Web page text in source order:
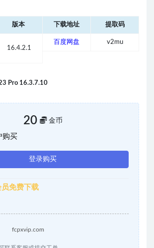
版本 下载地址 提取码
16.4.2.1
百度网盘 v2mu
Pro 16.3.7.10
16.3.7.10
百度网盘
20 金币
购买
登录购买
员免费下载
fcpxvip.com